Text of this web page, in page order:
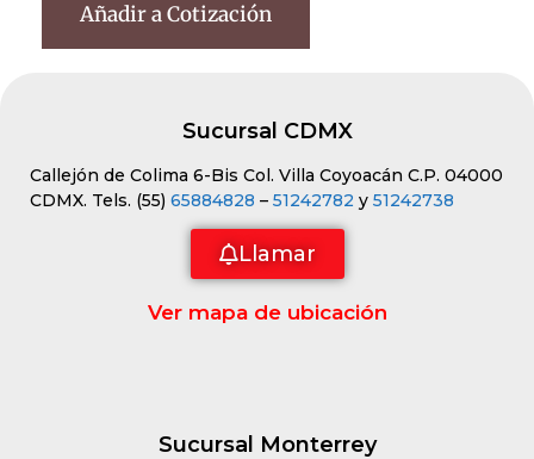
Añadir a Cotización
Sucursal CDMX
Callejón de Colima 6-Bis Col. Villa Coyoacán C.P. 04000
CDMX. Tels. (55) 65884828 – 51242782 y 51242738
Llamar
Ver mapa de ubicación
Sucursal Monterrey